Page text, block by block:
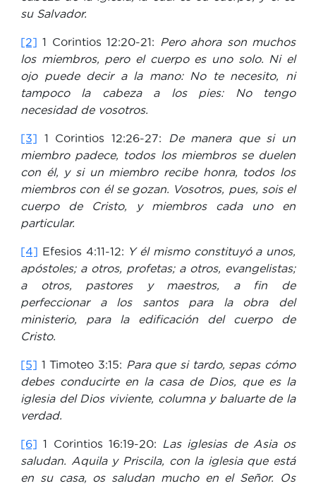
su Salvador.
[2] 1 Corintios 12:20-21:
Pero ahora son muchos
los miembros, pero el cuerpo es uno solo. Ni el
ojo puede decir a la mano: No te necesito, ni
tampoco la cabeza a los pies: No tengo
necesidad de vosotros.
[3] 1 Corintios 12:26-27:
De manera que si un
miembro padece, todos los miembros se duelen
con él, y si un miembro recibe honra, todos los
miembros con él se gozan. Vosotros, pues, sois el
cuerpo de Cristo, y miembros cada uno en
particular.
[4] Efesios 4:11-12: Y él mismo constituyó a unos,
apóstoles; a otros, profetas; a otros, evangelistas;
a otros, pastores y maestros, a fin de
perfeccionar a los santos para la obra del
ministerio, para la edificación del cuerpo de
Cristo.
[5] 1 Timoteo 3:15: Para que si tardo, sepas cómo
debes conducirte en la casa de Dios, que es la
iglesia del Dios viviente, columna y baluarte de la
verdad.
[6] 1 Corintios 16:19-20:
Las iglesias de Asia os
saludan. Aquila y Priscila, con la iglesia que está
en su casa, os saludan mucho en el Señor. Os